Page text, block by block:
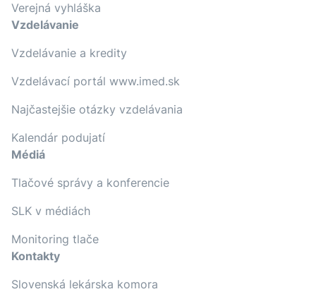
Verejná vyhláška
Vzdelávanie
Vzdelávanie a kredity
Vzdelávací portál www.imed.sk
Najčastejšie otázky vzdelávania
Kalendár podujatí
Médiá
Tlačové správy a konferencie
SLK v médiách
Monitoring tlače
Kontakty
Slovenská lekárska komora